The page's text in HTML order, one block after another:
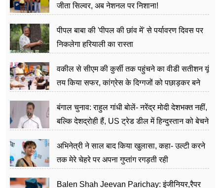
जीता सिल्वर, अब नेशनल पर निशाना!
पीपल बाबा की 'पीपल की छांव में' से पर्यावरण दिवस पर
निकलेगा हरियाली का रास्ता
वकील से सीएम की कुर्सी तक पहुंचने का वीडी सतीशन यूं
तय किया सफर, कांग्रेस के दिग्गजों को पछाड़कर बने
बंगाल चुनाव: राहुल गांधी बोलें- नरेंद्र मोदी देशभक्त नहीं,
बल्कि देशद्रोही हैं, US ट्रेड डील में हिन्दुस्तान को बेचने
अभिनेत्री ने साल बाद किया खुलासा, कहा- उल्टी करने
तक मेरे चेहरे पर अपना गुप्तांग रगड़ती रही
Balen Shah Jeevan Parichay: इंजीनियर,रैपर